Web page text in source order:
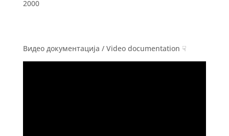
2000
Видео документација / Video documentation ☟